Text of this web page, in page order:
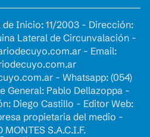
Inicio: 11/2003 - Dirección:
Lateral de Circunvalación -
- Email:
- Whatsapp: (054)
General: Pablo Dellazoppa -
Diego Castillo - Editor Web:
propietaria del medio -
MONTES S.A.C.I.F.